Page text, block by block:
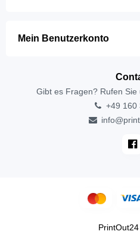
Mein Benutzerkonto
Gibt es Fragen? Rufen
+49 160